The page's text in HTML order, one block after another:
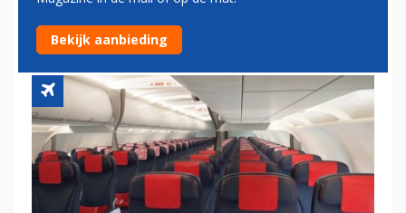
SCHRAPPEN
Bekijk aanbieding